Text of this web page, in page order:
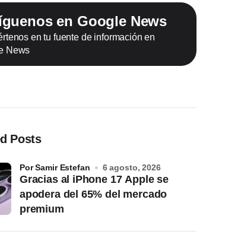
en Google News
en tu fuente de información en
News
Posts
Gracias al iPhone 17 Apple se
apodera del 65% del mercado
premium
por Samir Estefan 6 agosto, 2026